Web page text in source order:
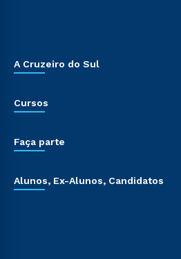
A Cruzeiro do Sul
Cursos
Faça parte
Alunos, Ex-Alunos, Candidatos